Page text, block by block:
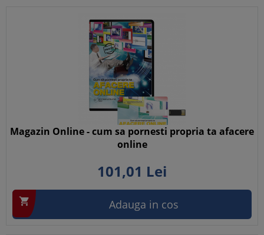
Magazin Online - cum sa pornesti propria ta afacere
online
101,01 Lei
 Adauga in cos